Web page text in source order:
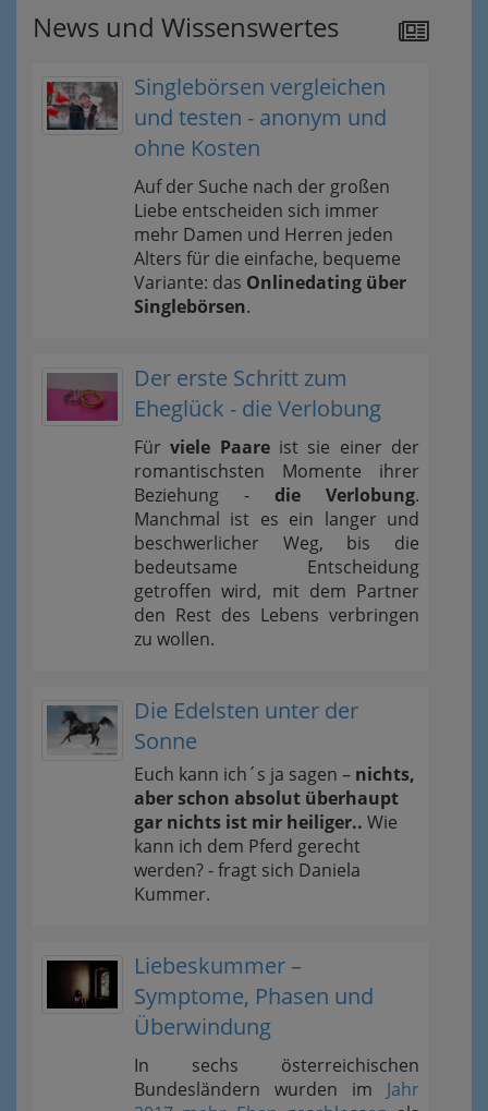
News und Wissenswertes
Singlebörsen vergleichen
und testen - anonym und
ohne Kosten
Auf der Suche nach der großen
Liebe entscheiden sich immer
mehr Damen und Herren jeden
Alters für die einfache, bequeme
Variante: das Onlinedating über
Singlebörsen.
Der erste Schritt zum
Eheglück - die Verlobung
Fürviele Paareist sie einer der
romantischsten Momente ihrer
Beziehung - die Verlobung.
Manchmal ist es ein langer und
beschwerlicher Weg, bis die
bedeutsame Entscheidung
getroffen wird, mit dem Partner
den Rest des Lebens verbringen
zu wollen.
Die Edelsten unter der
Sonne
Euch kann ich´s ja sagen – nichts,
aber schon absolut überhaupt
gar nichts ist mir heiliger.. Wie
kann ich dem Pferd gerecht
werden? - fragt sich Daniela
Kummer.
Liebeskummer –
Symptome, Phasen und
Überwindung
In sechs österreichischen
Bundesländern wurden im Jahr